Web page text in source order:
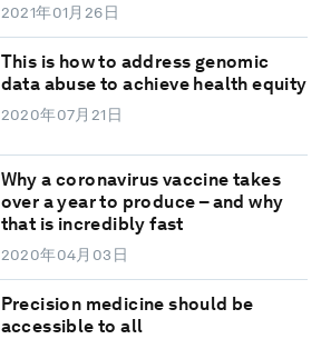
2021年01月26日
This is how to address genomic
data abuse to achieve health equity
2020年07月21日
Why a coronavirus vaccine takes
over a year to produce – and why
that is incredibly fast
2020年04月03日
Precision medicine should be
accessible to all